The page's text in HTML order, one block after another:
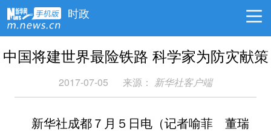
时政
中国将建世界最险铁路 科学家为防灾献策
2017-07-05 来源： 新华社客户端
新华社成都７月５日电（记者喻菲 董瑞